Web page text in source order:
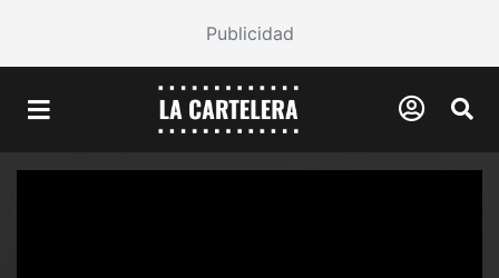
Publicidad